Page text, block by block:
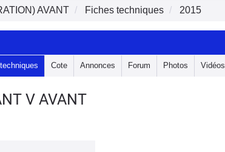
AVANT Fiches techniques 2015
Cote Annonces Forum Photos Vidéos
V AVANT